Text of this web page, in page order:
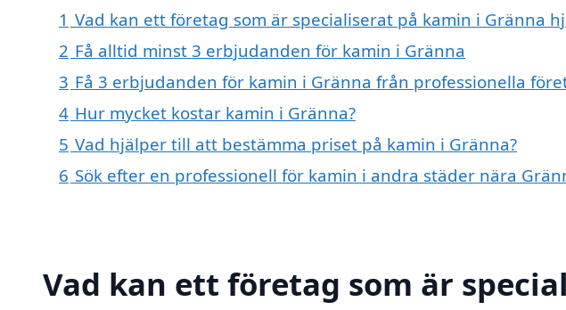
1 Vad kan ett företag som är specialiserat på kamin i Gränna
2 Få alltid minst 3 erbjudanden för kamin i Gränna
3 Få 3 erbjudanden för kamin i Gränna från professionella
4 Hur mycket kostar kamin i Gränna?
5 Vad hjälper till att bestämma priset på kamin i Gränna?
6 Sök efter en professionell för kamin i andra städer nära
Vad kan ett företag som är